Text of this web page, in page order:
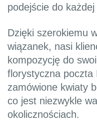
podejście do każdej
Dzięki szerokiemu
wiązanek, nasi
kompozycję do
florystyczna poczta
zamówione kwiaty
co jest niezwykle
okolicznościach.